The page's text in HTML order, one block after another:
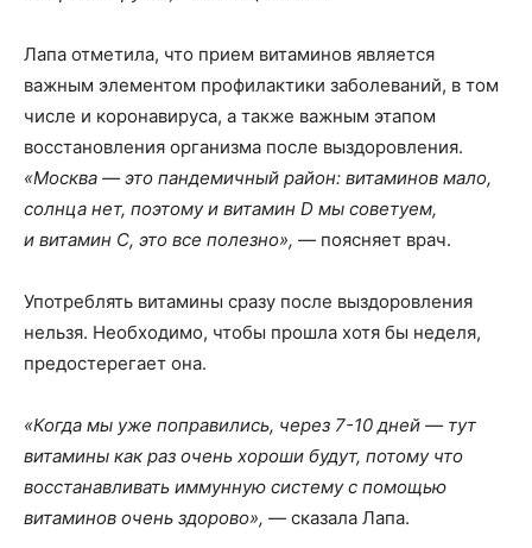
Лапа отметила, что прием витаминов является
важным элементом профилактики заболеваний, в том
числе и коронавируса, а также важным этапом
восстановления организма после выздоровления.
«Москва — это пандемичный район: витаминов мало,
солнца нет, поэтому и витамин D мы советуем,
и витамин C, это все полезно», — поясняет врач.
Употреблять витамины сразу после выздоровления
нельзя. Необходимо, чтобы прошла хотя бы неделя,
предостерегает она.
«Когда мы уже поправились, через 7-10 дней — тут
витамины как раз очень хороши будут, потому что
восстанавливать иммунную систему с помощью
витаминов очень здорово», — сказала Лапа.